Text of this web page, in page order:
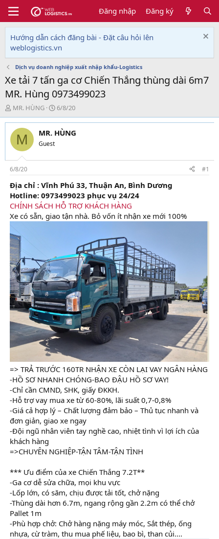
Đăng nhập Đăng ký
Hướng dẫn cách đăng bài - Đặt câu hỏi lên
weblogistics.vn
Dịch vụ doanh nghiệp xuất nhập khẩu-Logistics
Xe tải 7 tấn ga cơ Chiến Thắng thùng dài 6m7
MR. Hùng 0973499023
T
h
r
e
d
s
t
a
r
t
e
r
MR. HÙNG
N
g
à
y
i
6/8/20
M MR. HÙNG
Guest
6/8/20 #1
Địa chỉ : Vĩnh Phú 33, Thuận An, Bình Dương
Hotline: 0973499023 phục vụ 24/24
CHÍNH SÁCH HỖ TRỢ KHÁCH HÀNG
Xe có sẵn, giao tận nhà. Bỏ vốn ít nhận xe mới 100%
=> TRẢ TRƯỚC 160TR NHẬN XE CÒN LẠI VAY NGÂN HÀNG
-HỒ SƠ NHANH CHÓNG-BAO ĐẬU HỒ SƠ VAY!
-Chỉ cần CMND, SHK, giấy ĐKKH.
-Hỗ trợ vay mua xe từ 60-80%, lãi suất 0,7-0,8%
-Giá cả hợp lý – Chất lượng đảm bảo – Thủ tục nhanh và
đơn giản, giao xe ngay
-Đội ngũ nhân viên tay nghề cao, nhiệt tình vì lợi ích của
khách hàng
=>CHUYÊN NGHIỆP-TẬN TÂM-TẬN TÌNH
*** Ưu điểm của xe Chiến Thắng 7.2T**
-Ga cơ dễ sửa chữa, mọi khu vực
-Lốp lớn, có săm, chịu được tải tốt, chở nặng
-Thùng dài hơn 6.7m, ngang rộng gần 2.2m có thể chở
Pallet 1m
-Phù hợp chở: Chở hàng nặng máy móc, Sắt thép, ống
nhựa, cừ tràm, thu mua phế liệu, bao bì, than củi....